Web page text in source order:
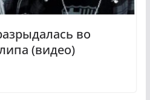
во
(видео)